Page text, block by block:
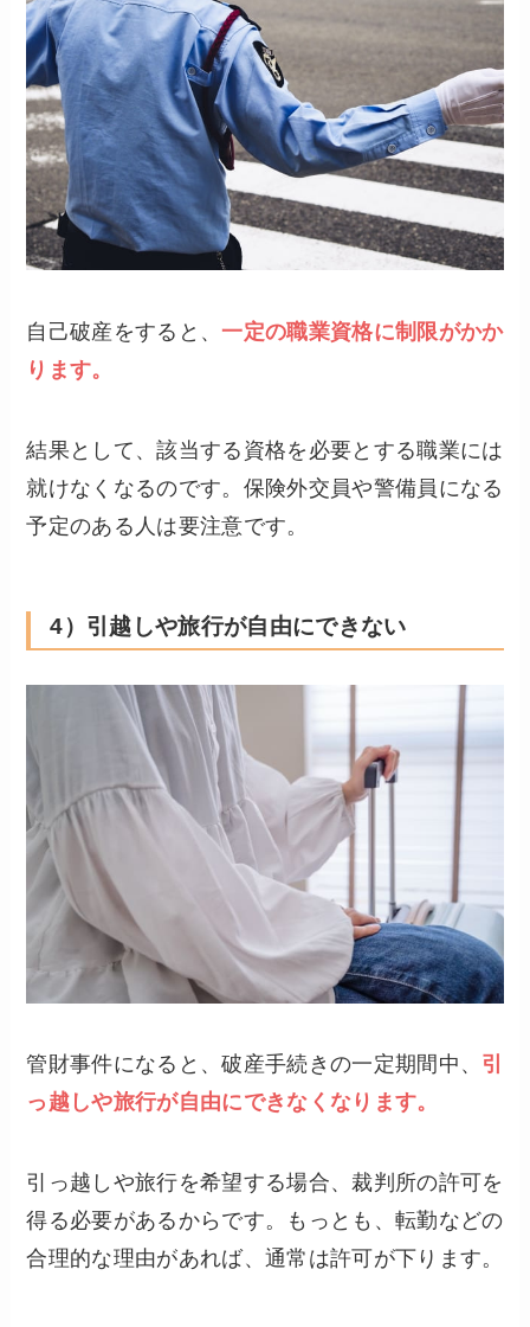
自己破産をすると、一定の職業資格に制限がかか
ります。
結果として、該当する資格を必要とする職業には
就けなくなるのです。保険外交員や警備員になる
予定のある人は要注意です。
4）引越しや旅行が自由にできない
管財事件になると、破産手続きの一定期間中、 引
っ越しや旅行が自由にできなくなります。
引っ越しや旅行を希望する場合、裁判所の許可を
得る必要があるからです。もっとも、転勤などの
合理的な理由があれば、通常は許可が下ります。